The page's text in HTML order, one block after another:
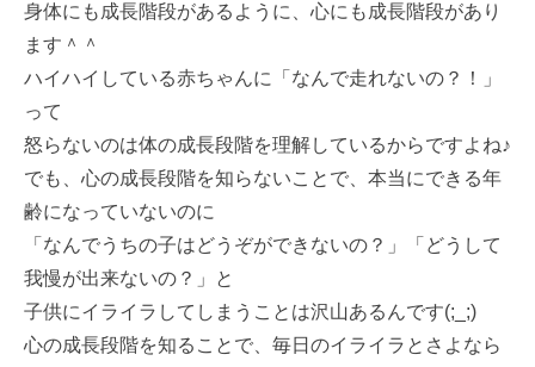
身体にも成長階段があるように、心にも成長階段があり
ます＾＾
ハイハイしている赤ちゃんに「なんで走れないの？！」
って
怒らないのは体の成長段階を理解しているからですよね♪
でも、心の成長段階を知らないことで、本当にできる年
齢になっていないのに
「なんでうちの子はどうぞができないの？」「どうして
我慢が出来ないの？」と
子供にイライラしてしまうことは沢山あるんです(;_;)
心の成長段階を知ることで、毎日のイライラとさよなら